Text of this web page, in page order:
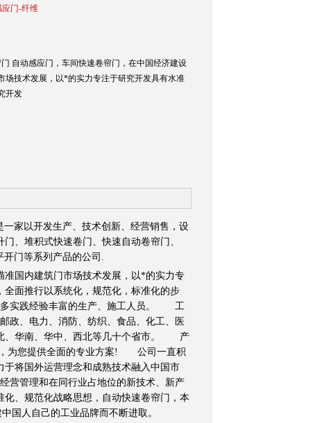
门-纤维
自动感应门，车间快速卷帘门，在中国经济建设
场技术发展，以*的实力专注于研究开发具有水准
开发
家以开发生产、技术创新、经营销售，设
、堆积式快速卷门、快速自动卷帘门、
开门等系列产品的公司.
国内建筑门市场技术发展，以*的实力专
面推行以系统化，规范化，标准化的步
多实践经验丰富的生产、施工人员。 工
政、电力、消防、纺织、食品、化工、医
、华南、华中、西北等几十个省市。 产
，为您提供全面的专业方案! 公司一直积
将国外运营理念和成熟技术融入中国市
营管理和在同行业占地位的新技术、新产
、规范化战略思想，自动快速卷帘门，本
国人自己的工业品牌而不断进取。